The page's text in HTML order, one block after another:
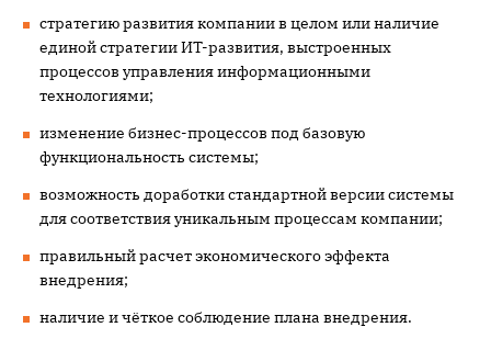
стратегию развития компании в целом или наличие
единой стратегии ИТ-развития, выстроенных
процессов управления информационными
технологиями;
изменение бизнес-процессов под базовую
функциональность системы;
возможность доработки стандартной версии системы
для соответствия уникальным процессам компании;
правильный расчет экономического эффекта
внедрения;
наличие и чёткое соблюдение плана внедрения.